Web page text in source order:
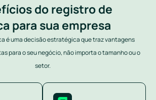
do registro de
para sua empresa
é uma decisão estratégica que traz vantagens
para o seu negócio, não importa o tamanho ou o
setor.